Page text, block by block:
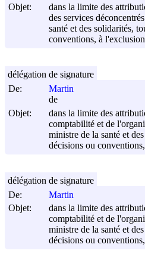
Objet:
dans la limite des
des services
santé et des solidarités,
conventions, à
De:
Martin
de
Objet:
dans la limite des
comptabilité et de
ministre de la santé et
décisions ou
délégation de signature
De:
Martin
Objet:
dans la limite des
comptabilité et de
ministre de la santé et
décisions ou
délégation de signature